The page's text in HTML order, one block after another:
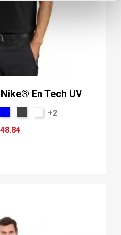
En Tech UV
+2
48.84